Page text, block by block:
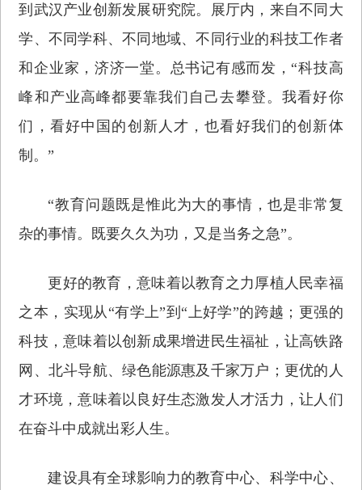
到武汉产业创新发展研究院。展厅内，来自不同大
学、不同学科、不同地域、不同行业的科技工作者
和企业家，济济一堂。总书记有感而发，“科技高
峰和产业高峰都要靠我们自己去攀登。我看好你
们，看好中国的创新人才，也看好我们的创新体
制。”
“教育问题既是惟此为大的事情，也是非常复
杂的事情。既要久久为功，又是当务之急”。
更好的教育，意味着以教育之力厚植人民幸福
之本，实现从“有学上”到“上好学”的跨越；更强的
科技，意味着以创新成果增进民生福祉，让高铁路
网、北斗导航、绿色能源惠及千家万户；更优的人
才环境，意味着以良好生态激发人才活力，让人们
在奋斗中成就出彩人生。
建设具有全球影响力的教育中心、科学中心、